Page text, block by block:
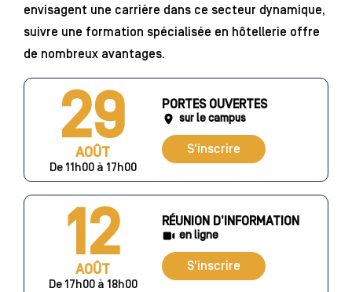
envisagent une carrière dans ce secteur dynamique,
suivre une formation spécialisée en hôtellerie offre
de nombreux avantages.
29
AOÛT
De 11h00 à 17h00
PORTES OUVERTES
sur le campus
S'inscrire
12
AOÛT
De 17h00 à 18h00
RÉUNION D’INFORMATION
en ligne
S'inscrire